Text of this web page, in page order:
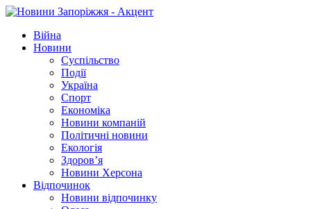
Війна
Новини
Суспільство
Події
Україна
Спорт
Економіка
Новини компаній
Політичні новини
Екологія
Здоров’я
Новини Херсона
Відпочинок
Новини відпочинку